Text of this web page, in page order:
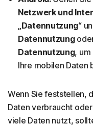
Netzwerk und
„Datennutzung“
Datennutzung
Datennutzung, um
Ihre mobilen Daten
Wenn Sie feststellen,
Daten verbraucht
viele Daten nutzt,